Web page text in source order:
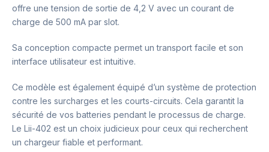
offre une tension de sortie de 4,2 V avec un courant de
charge de 500 mA par slot.
Sa conception compacte permet un transport facile et son
interface utilisateur est intuitive.
Ce modèle est également équipé d’un système de protection
contre les surcharges et les courts-circuits. Cela garantit la
sécurité de vos batteries pendant le processus de charge.
Le Lii-402 est un choix judicieux pour ceux qui recherchent
un chargeur fiable et performant.